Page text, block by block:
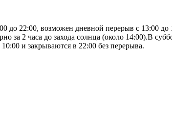
до 22:00, возможен дневной перерыв с 13:00 до
за 2 часа до захода солнца (около 14:00).В
и закрываются в 22:00 без перерыва.